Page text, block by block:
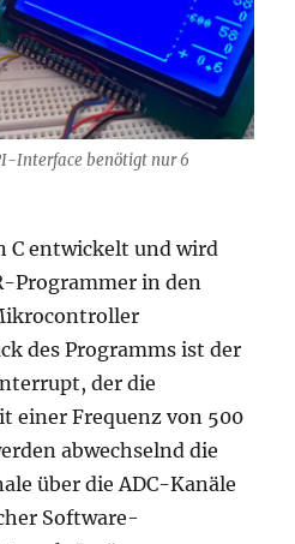
Interface benötigt nur 6
C entwickelt und wird
Programmer in den
des Programms ist der
der die
Frequenz von 500
abwechselnd die
über die ADC-Kanäle
Software-